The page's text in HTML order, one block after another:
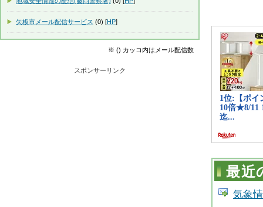
最近
気象
矢板市メール配信サービス (0) [HP]
※ () カッコ内はメール配信数
スポンサーリンク